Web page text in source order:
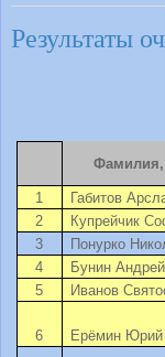
Результаты
Фамилия,
1 Габитов
2
Купрейчик
3
Понурко
4
Бунин
5
Иванов
6 Ерёмин Юрий